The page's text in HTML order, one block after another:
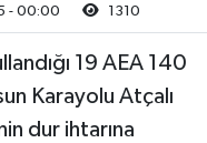
- 00:00 1310
19 AEA 140
Karayolu Atçalı
dur ihtarına